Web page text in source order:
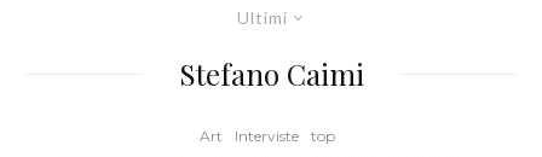
Ultimi
Stefano Caimi
Art Interviste top